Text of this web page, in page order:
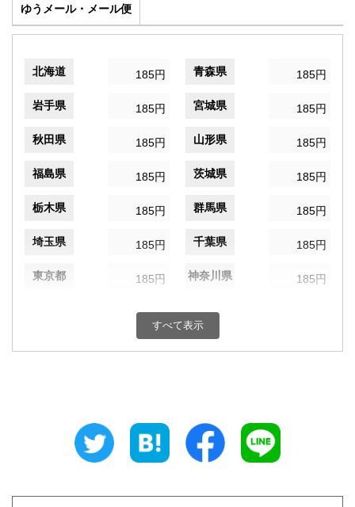
ゆうメール・メール便
北海道 185円 青森県 185円
岩手県 185円 宮城県 185円
秋田県 185円 山形県 185円
福島県 185円 茨城県 185円
栃木県 185円 群馬県 185円
埼玉県 185円 千葉県 185円
東京都 185円 神奈川県 185円
185円 富山県
185円 三重県
すべて表示